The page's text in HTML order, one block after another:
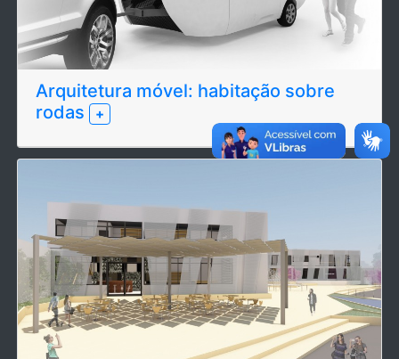
Arquitetura móvel: habitação sobre
rodas
+